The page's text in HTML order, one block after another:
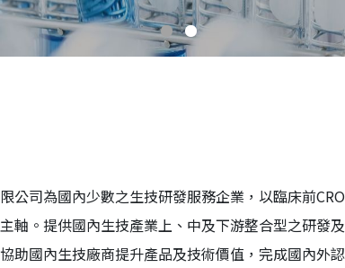
公司為國內少數之生技研發服務企業，以臨床前
軸。提供國內生技產業上、中及下游整合型之研發
助國內生技廠商提升產品及技術價值，完成國內外